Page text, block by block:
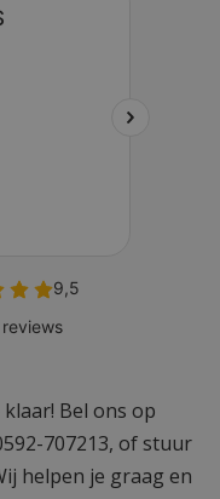
Bel ons op
707213, of stuur
helpen je graag en